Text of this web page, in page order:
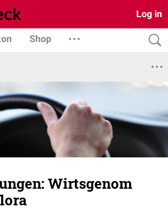
Log in
Shop
Wirtsgenom